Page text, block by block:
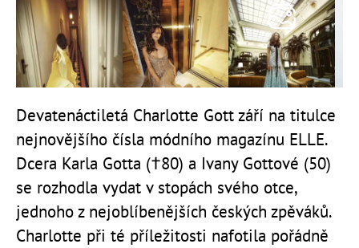
Devatenáctiletá Charlotte Gott září na titulce
nejnovějšího čísla módního magazínu ELLE.
Dcera Karla Gotta (†80) a Ivany Gottové (50)
se rozhodla vydat v stopách svého otce,
jednoho z nejoblíbenějších českých zpěváků.
Charlotte při té příležitosti nafotila pořádně